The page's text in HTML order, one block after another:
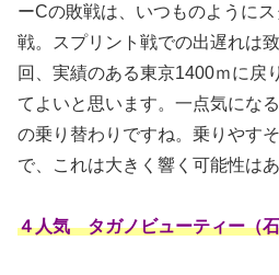
ーCの敗戦は、いつものように
戦。スプリント戦での出遅れは
回、実績のある東京1400ｍに戻
てよいと思います。一点気にな
の乗り替わりですね。乗りやす
で、これは大きく響く可能性はあ
４人気 タガノビューティー（